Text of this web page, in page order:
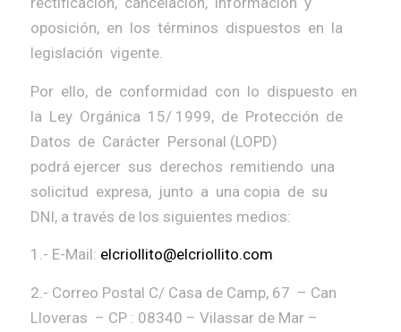
oposición, en los términos dispuestos en la
legislación vigente.
Por ello, de conformidad con lo dispuesto en
la Ley Orgánica 15/ 1999, de Protección de
Datos de Carácter Personal (LOPD)
podrá ejercer sus derechos remitiendo una
solicitud expresa, junto a una copia de su
DNI, a través de los siguientes medios:
1.- E-Mail: elcriollito@elcriollito.com
2.- Correo Postal C/ Casa de Camp, 67 – Can
Lloveras – CP : 08340 – Vilassar de Mar –